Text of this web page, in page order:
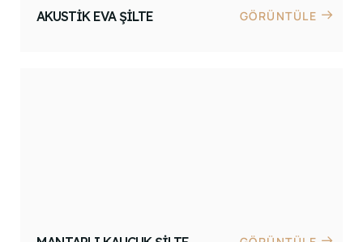
AKUSTIK EVA ŞILTE GÖRÜNTÜLE